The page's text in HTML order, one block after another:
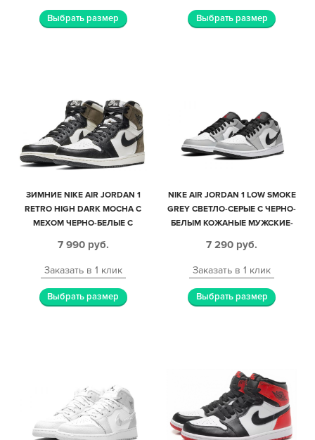
Выбрать размер Выбрать размер
ЗИМНИЕ NIKE AIR JORDAN 1
RETRO HIGH DARK MOCHA С
МЕХОМ ЧЕРНО-БЕЛЫЕ С
ЖЕНСКИЕ (35-40)
7 990 руб.
Заказать в 1 клик
Выбрать размер
NIKE AIR JORDAN 1 LOW SMOKE
GREY СВЕТЛО-СЕРЫЕ С ЧЕРНО-
БЕЛЫМ КОЖАНЫЕ МУЖСКИЕ-
7 290 руб.
Заказать в 1 клик
Выбрать размер